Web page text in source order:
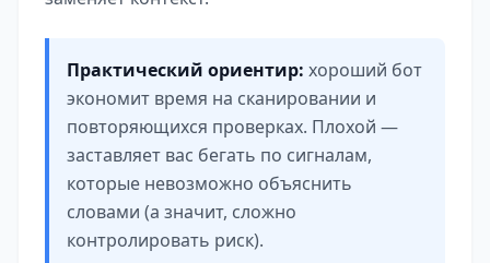
Практический ориентир: хороший бот
экономит время на сканировании и
повторяющихся проверках. Плохой —
заставляет вас бегать по сигналам,
которые невозможно объяснить
словами (а значит, сложно
контролировать риск).